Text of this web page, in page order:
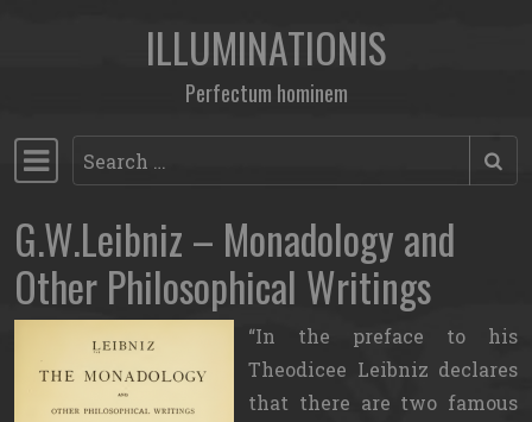
Skip to contentILLUMINATIONIS
Perfectum hominem
Main Navigation
Search
G.W.Leibniz – Monadology and
Other Philosophical Writings
In the preface to his
Theodicee Leibniz declares
that there are two famous